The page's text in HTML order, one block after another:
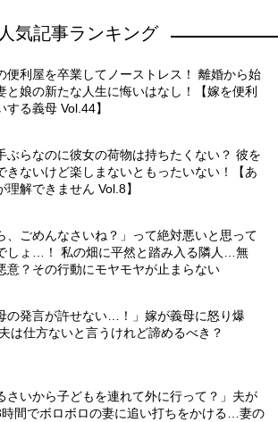
人気記事ランキング
便利屋を卒業してノーストレス！ 離婚から始
と娘の新たな人生に悔いはなし！【嫁を便利
する義母 Vol.44】
ぶらなのに彼女の荷物は持ちたくない？ 彼を
きないけど楽しまないともったいない！【あ
理解できません Vol.8】
、ごめんなさいね？」って絶対悪いと思って
しょ…！ 私の畑に平然と踏み入る隣人…無
意？その行動にモヤモヤが止まらない
の発言が許せない…！」嫁が義母に怒り爆
は仕方ないと言うけれど諦めるべき？
さいから子どもを連れて外に行って？」夫が
間でボロボロの妻に追い打ちをかける…妻の